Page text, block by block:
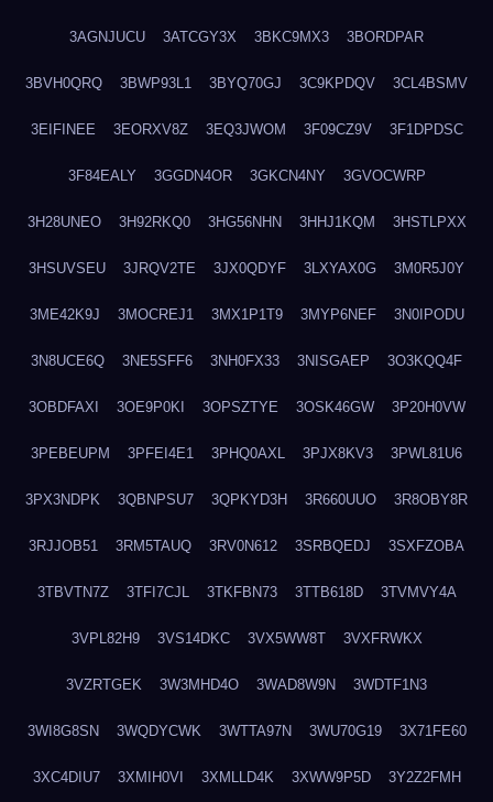
3AGNJUCU 3ATCGY3X 3BKC9MX3 3BORDPAR
3BVH0QRQ 3BWP93L1 3BYQ70GJ 3C9KPDQV 3CL4BSMV
3EIFINEE 3EORXV8Z 3EQ3JWOM 3F09CZ9V 3F1DPDSC
3F84EALY 3GGDN4OR 3GKCN4NY 3GVOCWRP
3H28UNEO 3H92RKQ0 3HG56NHN 3HHJ1KQM 3HSTLPXX
3HSUVSEU 3JRQV2TE 3JX0QDYF 3LXYAX0G 3M0R5J0Y
3ME42K9J 3MOCREJ1 3MX1P1T9 3MYP6NEF 3N0IPODU
3N8UCE6Q 3NE5SFF6 3NH0FX33 3NISGAEP 3O3KQQ4F
3OBDFAXI 3OE9P0KI 3OPSZTYE 3OSK46GW 3P20H0VW
3PEBEUPM 3PFEI4E1 3PHQ0AXL 3PJX8KV3 3PWL81U6
3PX3NDPK 3QBNPSU7 3QPKYD3H 3R660UUO 3R8OBY8R
3RJJOB51 3RM5TAUQ 3RV0N612 3SRBQEDJ 3SXFZOBA
3TBVTN7Z 3TFI7CJL 3TKFBN73 3TTB618D 3TVMVY4A
3VPL82H9 3VS14DKC 3VX5WW8T 3VXFRWKX
3VZRTGEK 3W3MHD4O 3WAD8W9N 3WDTF1N3
3WI8G8SN 3WQDYCWK 3WTTA97N 3WU70G19 3X71FE60
3XC4DIU7 3XMIH0VI 3XMLLD4K 3XWW9P5D 3Y2Z2FMH